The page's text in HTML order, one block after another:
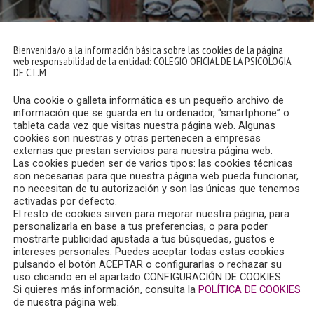
de Intervención Psicológica en Emergencias y
Bienvenida/o a la información básica sobre las cookies de la página
web responsabilidad de la entidad: COLEGIO OFICIAL DE LA PSICOLOGIA
DE C.L.M
Una cookie o galleta informática es un pequeño archivo de
información que se guarda en tu ordenador, “smartphone” o
tableta cada vez que visitas nuestra página web. Algunas
cookies son nuestras y otras pertenecen a empresas
externas que prestan servicios para nuestra página web.
Las cookies pueden ser de varios tipos: las cookies técnicas
son necesarias para que nuestra página web pueda funcionar,
no necesitan de tu autorización y son las únicas que tenemos
activadas por defecto.
El resto de cookies sirven para mejorar nuestra página, para
personalizarla en base a tus preferencias, o para poder
mostrarte publicidad ajustada a tus búsquedas, gustos e
intereses personales. Puedes aceptar todas estas cookies
pulsando el botón ACEPTAR o configurarlas o rechazar su
uso clicando en el apartado CONFIGURACIÓN DE COOKIES.
Si quieres más información, consulta la POLÍTICA DE COOKIES
de nuestra página web.